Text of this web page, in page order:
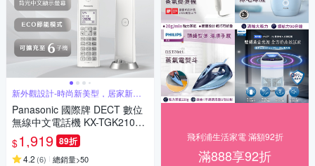
新外觀設計-時尚新美型，居家新選
擇
Panasonic 國際牌 DECT 數位
無線中文電話機 KX-TGK210T
W
$1,919 89折
4.2 (6) 總銷量>50
飛利浦生活家電 滿額92折
滿888享92折